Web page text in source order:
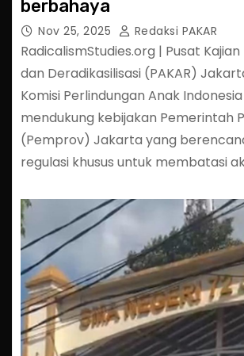
berbahaya
Nov 25, 2025 Redaksi PAKAR
RadicalismStudies.org | Pusat
dan Deradikasilisasi (PAKAR)
Komisi Perlindungan Anak
mendukung kebijakan Pemerintah
(Pemprov) Jakarta yang
regulasi khusus untuk membatasi